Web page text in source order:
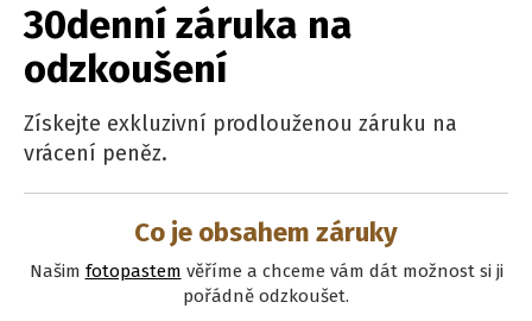
30denní záruka na
odzkoušení
Získejte exkluzivní prodlouženou záruku na
vrácení peněz.
Co je obsahem záruky
Našim fotopastem věříme a chceme vám dát možnost si ji
pořádně odzkoušet.